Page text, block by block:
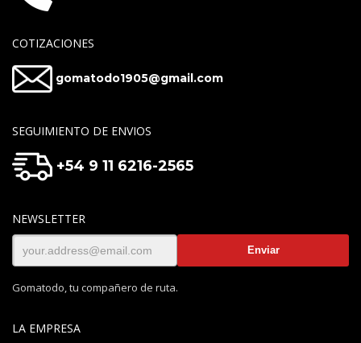
COTIZACIONES
gomatodo1905@gmail.com
SEGUIMIENTO DE ENVIOS
+54 9 11 6216-2565
NEWSLETTER
Gomatodo, tu compañero de ruta.
LA EMPRESA